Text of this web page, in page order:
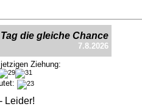
die gleiche Chance
7.8.2026
Ziehung:
- Leider!